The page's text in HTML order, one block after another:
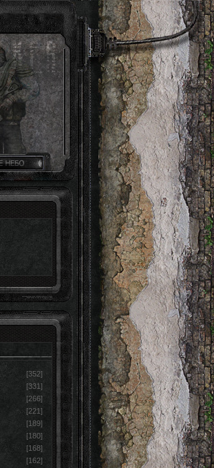
[352]
[331]
[266]
[221]
[189]
[180]
[168]
[162]